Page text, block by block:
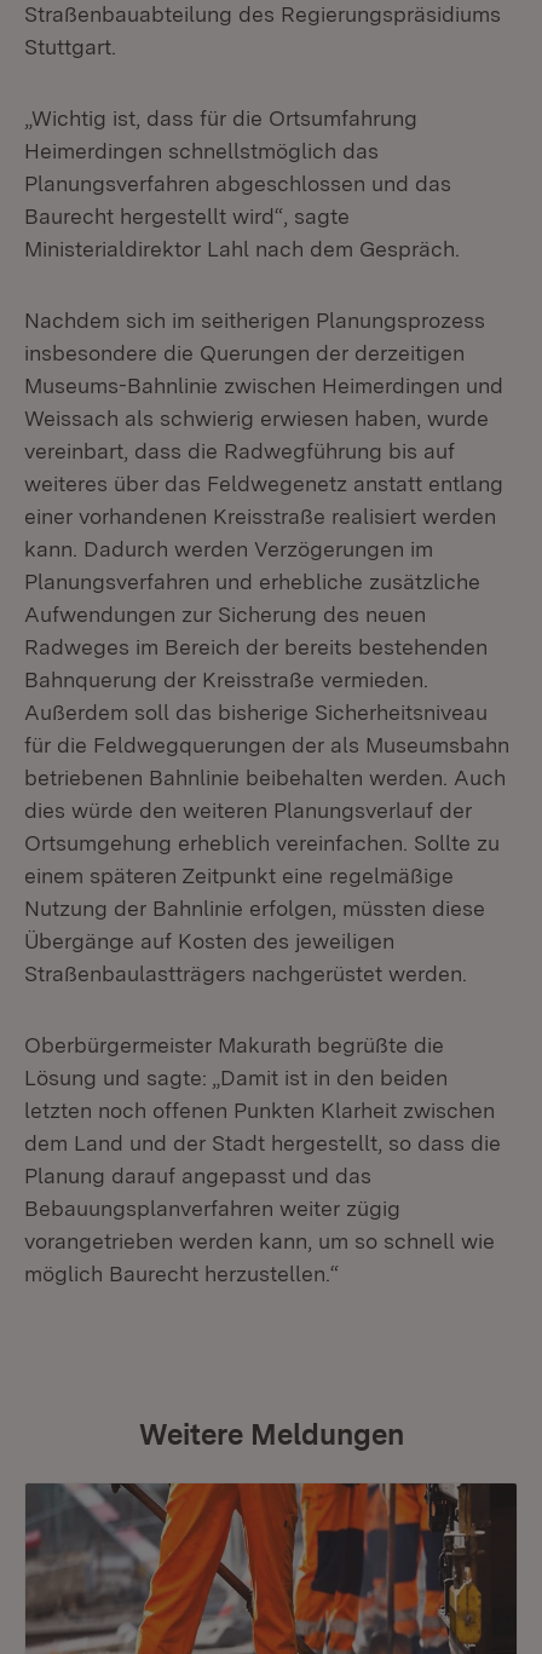
Straßenbauabteilung des Regierungspräsidiums
Stuttgart.
„Wichtig ist, dass für die Ortsumfahrung
Heimerdingen schnellstmöglich das
Planungsverfahren abgeschlossen und das
Baurecht hergestellt wird“, sagte
Ministerialdirektor Lahl nach dem Gespräch.
Nachdem sich im seitherigen Planungsprozess
insbesondere die Querungen der derzeitigen
Museums-Bahnlinie zwischen Heimerdingen und
Weissach als schwierig erwiesen haben, wurde
vereinbart, dass die Radwegführung bis auf
weiteres über das Feldwegenetz anstatt entlang
einer vorhandenen Kreisstraße realisiert werden
kann. Dadurch werden Verzögerungen im
Planungsverfahren und erhebliche zusätzliche
Aufwendungen zur Sicherung des neuen
Radweges im Bereich der bereits bestehenden
Bahnquerung der Kreisstraße vermieden.
Außerdem soll das bisherige Sicherheitsniveau
für die Feldwegquerungen der als Museumsbahn
betriebenen Bahnlinie beibehalten werden. Auch
dies würde den weiteren Planungsverlauf der
Ortsumgehung erheblich vereinfachen. Sollte zu
einem späteren Zeitpunkt eine regelmäßige
Nutzung der Bahnlinie erfolgen, müssten diese
Übergänge auf Kosten des jeweiligen
Straßenbaulastträgers nachgerüstet werden.
Oberbürgermeister Makurath begrüßte die
Lösung und sagte: „Damit ist in den beiden
letzten noch offenen Punkten Klarheit zwischen
dem Land und der Stadt hergestellt, so dass die
Planung darauf angepasst und das
Bebauungsplanverfahren weiter zügig
vorangetrieben werden kann, um so schnell wie
möglich Baurecht herzustellen.“
Weitere Meldungen